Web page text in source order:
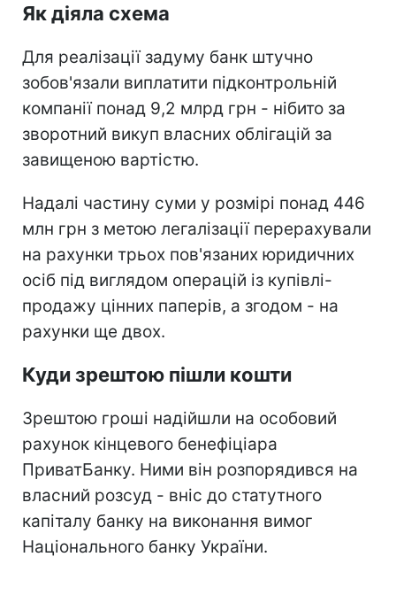
Як діяла схема
Для реалізації задуму банк штучно
зобов'язали виплатити підконтрольній
компанії понад 9,2 млрд грн - нібито за
зворотний викуп власних облігацій за
завищеною вартістю.
Надалі частину суми у розмірі понад 446
млн грн з метою легалізації перерахували
на рахунки трьох пов'язаних юридичних
осіб під виглядом операцій із купівлі-
продажу цінних паперів, а згодом - на
рахунки ще двох.
Куди зрештою пішли кошти
Зрештою гроші надійшли на особовий
рахунок кінцевого бенефіціара
ПриватБанку. Ними він розпорядився на
власний розсуд - вніс до статутного
капіталу банку на виконання вимог
Національного банку України.